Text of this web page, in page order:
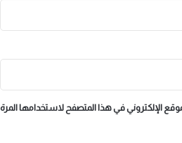
الإلكتروني في هذا المتصفح لاستخدامها المرة